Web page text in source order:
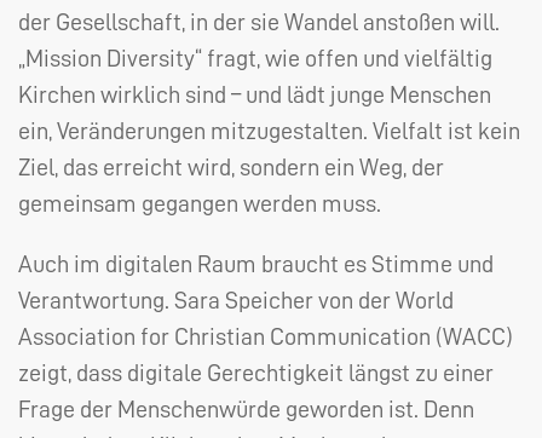
der Gesellschaft, in der sie Wandel anstoßen will.
„Mission Diversity“ fragt, wie offen und vielfältig
Kirchen wirklich sind – und lädt junge Menschen
ein, Veränderungen mitzugestalten. Vielfalt ist kein
Ziel, das erreicht wird, sondern ein Weg, der
gemeinsam gegangen werden muss.
Auch im digitalen Raum braucht es Stimme und
Verantwortung. Sara Speicher von der World
Association for Christian Communication (WACC)
zeigt, dass digitale Gerechtigkeit längst zu einer
Frage der Menschenwürde geworden ist. Denn